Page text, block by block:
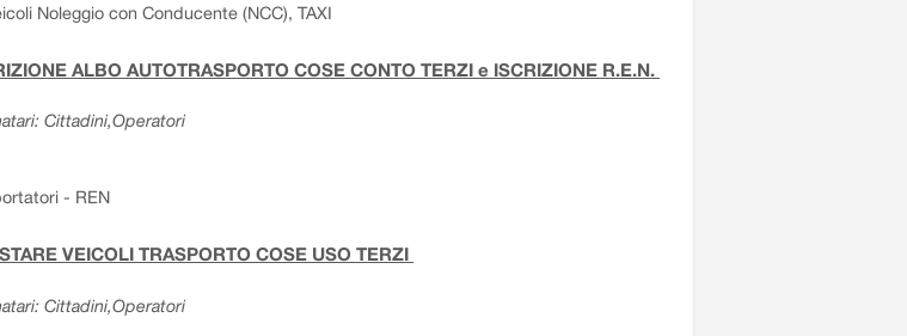
Noleggio con Conducente (NCC), TAXI
ALBO AUTOTRASPORTO COSE CONTO TERZI e ISCRIZIONE R.E.N.
Cittadini,Operatori
- REN
VEICOLI TRASPORTO COSE USO TERZI
Cittadini,Operatori